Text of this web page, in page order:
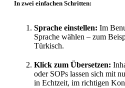
In zwei einfachen Schritten:
Sprache einstellen: Im
Sprache wählen – zum
Türkisch.
Klick zum Übersetzen:
oder SOPs lassen sich mit
in Echtzeit, im richtigen